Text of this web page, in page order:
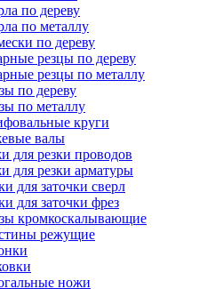
по дереву
по металлу
по дереву
резцы по дереву
резцы по металлу
по дереву
по металлу
круги
валы
для резки проводов
для резки арматуры
для заточки сверл
для заточки фрез
кромкоскалывающие
режущие
ножи